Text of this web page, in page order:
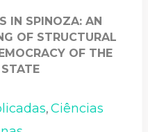
IN SPINOZA: AN
OF STRUCTURAL
OF THE
, Ciências